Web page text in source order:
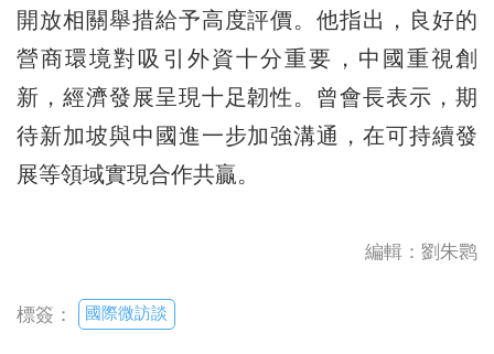
開放相關舉措給予高度評價。他指出，良好的
營商環境對吸引外資十分重要，中國重視創
新，經濟發展呈現十足韌性。曾會長表示，期
待新加坡與中國進一步加強溝通，在可持續發
展等領域實現合作共贏。
編輯：劉朱鹮
標簽： 國際微訪談